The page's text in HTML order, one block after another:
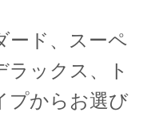
ード、スーペ
ラックス、ト
プからお選び